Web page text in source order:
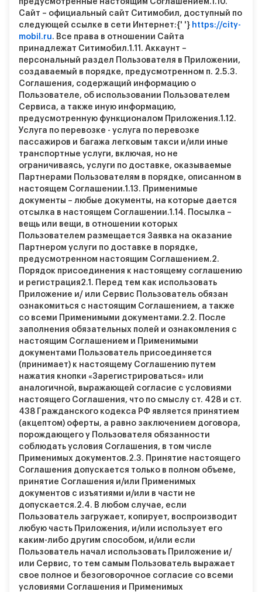
предусмотренные настоящим Соглашением.1.10.
Сайт – официальный сайт Ситимобил, доступный по
следующей ссылке в сети Интернет:{' '} https://city-
mobil.ru. Все права в отношении Сайта
принадлежат Ситимобил.1.11. Аккаунт –
персональный раздел Пользователя в Приложении,
создаваемый в порядке, предусмотренном п. 2.5.3.
Соглашения, содержащий информацию о
Пользователе, об использовании Пользователем
Сервиса, а также иную информацию,
предусмотренную функционалом Приложения.1.12.
Услуга по перевозке - услуга по перевозке
пассажиров и багажа легковым такси и/или иные
транспортные услуги, включая, но не
ограничиваясь, услуги по доставке, оказываемые
Партнерами Пользователям в порядке, описанном в
настоящем Соглашении.1.13. Применимые
документы – любые документы, на которые дается
отсылка в настоящем Соглашении.1.14. Посылка –
вещь или вещи, в отношении которых
Пользователем размещается Заявка на оказание
Партнером услуги по доставке в порядке,
предусмотренном настоящим Соглашением.2.
Порядок присоединения к настоящему соглашению
и регистрация2.1. Перед тем как использовать
Приложение и/ или Сервис Пользователь обязан
ознакомиться с настоящим Соглашением, а также
со всеми Применимыми документами.2.2. После
заполнения обязательных полей и ознакомления с
настоящим Соглашением и Применимыми
документами Пользователь присоединяется
(принимает) к настоящему Соглашению путем
нажатия кнопки «Зарегистрироваться» или
аналогичной, выражающей согласие с условиями
настоящего Соглашения, что по смыслу ст. 428 и ст.
438 Гражданского кодекса РФ является принятием
(акцептом) оферты, а равно заключением договора,
порождающего у Пользователя обязанности
соблюдать условия Соглашения, в том числе
Применимых документов.2.3. Принятие настоящего
Соглашения допускается только в полном объеме,
принятие Соглашения и/или Применимых
документов с изъятиями и/или в части не
допускается.2.4. В любом случае, если
Пользователь загружает, копирует, воспроизводит
любую часть Приложения, и/или использует его
каким-либо другим способом, и/или если
Пользователь начал использовать Приложение и/
или Сервис, то тем самым Пользователь выражает
свое полное и безоговорочное согласие со всеми
условиями Соглашения и Применимых